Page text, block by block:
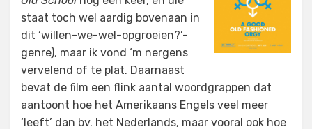
staat toch wel aardig bovenaan in
dit ‘willen-we-wel-opgroeien?’-
genre), maar ik vond ‘m nergens
vervelend of te plat. Daarnaast
bevat de film een flink aantal woordgrappen dat
aantoont hoe het Amerikaans Engels veel meer
‘leeft’ dan bv. het Nederlands, maar vooral ook hoe